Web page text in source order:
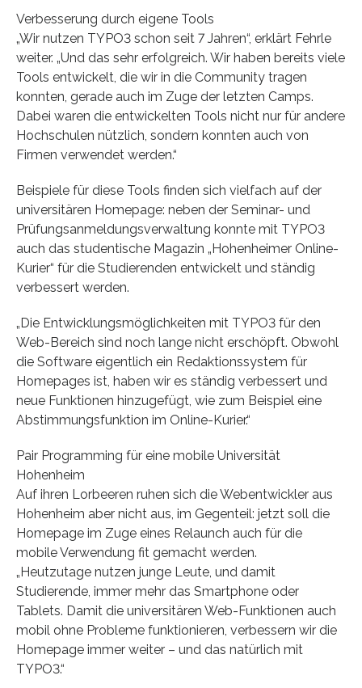
Verbesserung durch eigene Tools
„Wir nutzen TYPO3 schon seit 7 Jahren“, erklärt Fehrle
weiter. „Und das sehr erfolgreich. Wir haben bereits viele
Tools entwickelt, die wir in die Community tragen
konnten, gerade auch im Zuge der letzten Camps.
Dabei waren die entwickelten Tools nicht nur für andere
Hochschulen nützlich, sondern konnten auch von
Firmen verwendet werden.“
Beispiele für diese Tools finden sich vielfach auf der
universitären Homepage: neben der Seminar- und
Prüfungsanmeldungsverwaltung konnte mit TYPO3
auch das studentische Magazin „Hohenheimer Online-
Kurier“ für die Studierenden entwickelt und ständig
verbessert werden.
„Die Entwicklungsmöglichkeiten mit TYPO3 für den
Web-Bereich sind noch lange nicht erschöpft. Obwohl
die Software eigentlich ein Redaktionssystem für
Homepages ist, haben wir es ständig verbessert und
neue Funktionen hinzugefügt, wie zum Beispiel eine
Abstimmungsfunktion im Online-Kurier.“
Pair Programming für eine mobile Universität
Hohenheim
Auf ihren Lorbeeren ruhen sich die Webentwickler aus
Hohenheim aber nicht aus, im Gegenteil: jetzt soll die
Homepage im Zuge eines Relaunch auch für die
mobile Verwendung fit gemacht werden.
„Heutzutage nutzen junge Leute, und damit
Studierende, immer mehr das Smartphone oder
Tablets. Damit die universitären Web-Funktionen auch
mobil ohne Probleme funktionieren, verbessern wir die
Homepage immer weiter – und das natürlich mit
TYPO3.“